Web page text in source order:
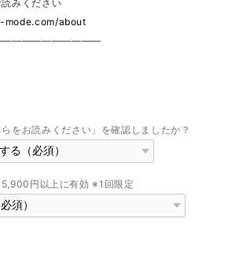
みください
about
をお読みください」を確認しましたか？
円以上に有効 ※1回限定